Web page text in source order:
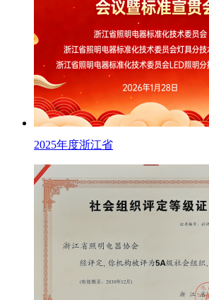
2025年度浙江省